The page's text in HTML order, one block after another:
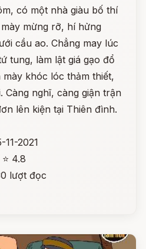
có một nhà giàu bố thí
mừng rỡ, hí hửng
cầu ao. Chẳng may lúc
tung, làm lật giá gạo đổ
khóc lóc thảm thiết,
Càng nghĩ, càng giận trận
lên kiện tại Thiên đình.
11-2021
⭐ 4.8
lượt đọc